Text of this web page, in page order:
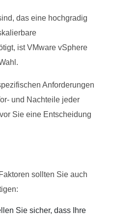
das eine hochgradig
ist VMware vSphere
Anforderungen
und Nachteile jeder
Sie eine Entscheidung
sollten Sie auch
Sie sicher, dass Ihre